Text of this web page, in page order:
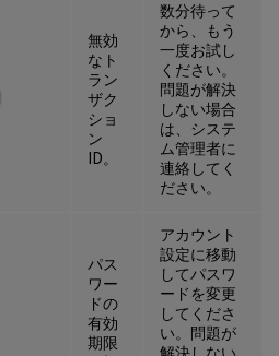
無効
なト
ラン
ザク
ショ
ン
ID。
数分待って
から、もう
一度お試し
ください。
問題が解決
しない場合
は、システ
ム管理者に
連絡してく
ださい。
パス
ワー
ドの
有効
期限
アカウント
設定に移動
してパスワ
ードを変更
してくださ
い。問題が
解決しない